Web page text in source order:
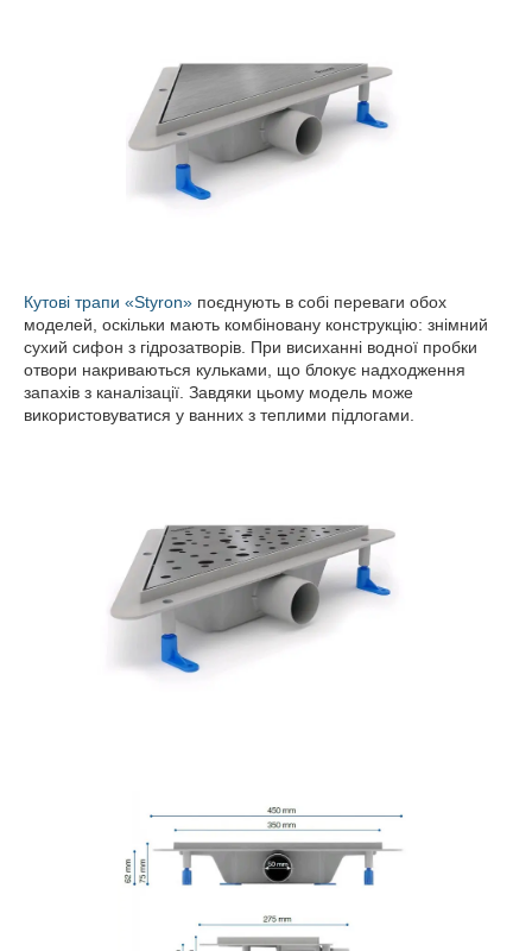
Кутові трапи «Styron» поєднують в собі переваги обох
моделей, оскільки мають комбіновану конструкцію: знімний
сухий сифон з гідрозатворів. При висиханні водної пробки
отвори накриваються кульками, що блокує надходження
запахів з каналізації. Завдяки цьому модель може
використовуватися у ванних з теплими підлогами.